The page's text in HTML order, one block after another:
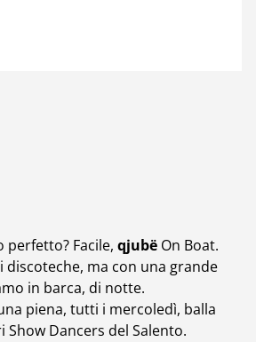
perfetto? Facile, qjubë On Boat.
discoteche, ma con una grande
in barca, di notte.
piena, tutti i mercoledì, balla
Show Dancers del Salento.